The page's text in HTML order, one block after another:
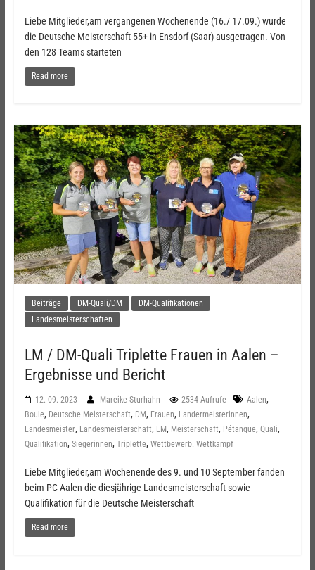
Liebe Mitglieder,am vergangenen Wochenende (16./ 17.09.) wurde
die Deutsche Meisterschaft 55+ in Ensdorf (Saar) ausgetragen. Von
den 128 Teams starteten
Read more
Beiträge DM-Quali/DM
DM-Qualifikationen
Landesmeisterschaften
LM / DM-Quali Triplette Frauen in Aalen –
Ergebnisse und Bericht
12. 09. 2023 Mareike Sturhahn 2534 Aufrufe Aalen,
Boule, Deutsche Meisterschaft, DM, Frauen, Landermeisterinnen,
Landesmeister, Landesmeisterschaft, LM, Meisterschaft, Pétanque, Quali,
Qualifikation, Siegerinnen, Triplette, Wettbewerb. Wettkampf
Liebe Mitglieder,am Wochenende des 9. und 10 September fanden
beim PC Aalen die diesjährige Landesmeisterschaft sowie
Qualifikation für die Deutsche Meisterschaft
Read more